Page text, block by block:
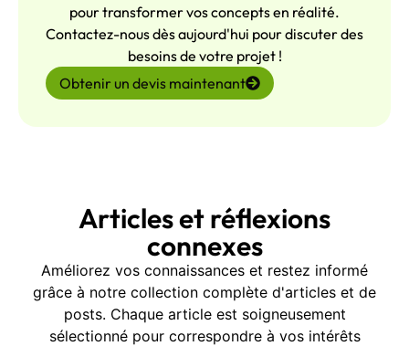
pour transformer vos concepts en réalité.
Contactez-nous dès aujourd'hui pour discuter des
besoins de votre projet !
Obtenir un devis maintenant
Articles et réflexions
connexes
Améliorez vos connaissances et restez informé
grâce à notre collection complète d'articles et de
posts. Chaque article est soigneusement
sélectionné pour correspondre à vos intérêts